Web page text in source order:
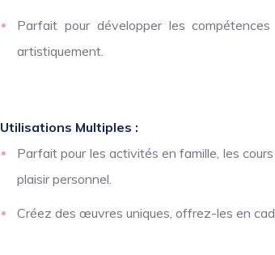
Parfait pour développer les
artistiquement.
Utilisations Multiples :
Parfait pour les activités en famille, les
plaisir personnel.
Créez des œuvres uniques, offrez-les en